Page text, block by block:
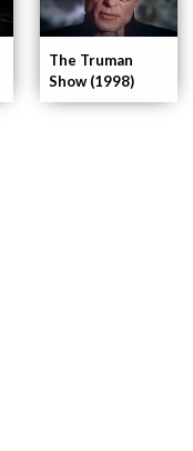
The Truman
Show (1998)